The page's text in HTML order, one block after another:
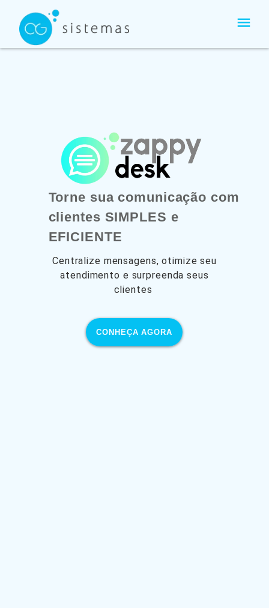
conteúdo
Torne sua comunicação com
clientes SIMPLES e
EFICIENTE
Centralize mensagens, otimize seu
atendimento e surpreenda seus
clientes
CONHEÇA AGORA